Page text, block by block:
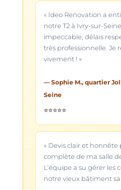
« Ideo Renovation a
notre T2 à Ivry-sur-
impeccable, délais
très professionnelle. Je
vivement ! »
— Sophie M., quartier
Seine
⭐⭐⭐⭐⭐
« Devis clair et
complète de ma salle
L’équipe a su gérer les
notre vieux bâtiment